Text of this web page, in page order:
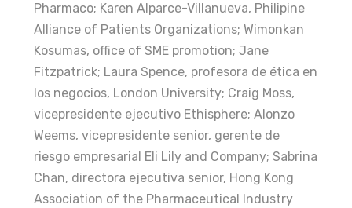
Pharmaco; Karen Alparce-Villanueva, Philipine
Alliance of Patients Organizations; Wimonkan
Kosumas, office of SME promotion; Jane
Fitzpatrick; Laura Spence, profesora de ética en
los negocios, London University; Craig Moss,
vicepresidente ejecutivo Ethisphere; Alonzo
Weems, vicepresidente senior, gerente de
riesgo empresarial Eli Lily and Company; Sabrina
Chan, directora ejecutiva senior, Hong Kong
Association of the Pharmaceutical Industry